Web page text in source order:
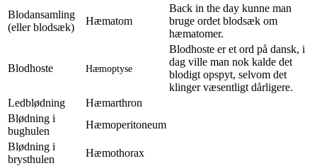
Blodansamling
(eller blodsæk)
Hæmatom
Back in the day kunne man
bruge ordet blodsæk om
hæmatomer.
Blodhoste Hæmoptyse
Blodhoste er et ord på dansk, i
dag ville man nok kalde det
blodigt opspyt, selvom det
klinger væsentligt dårligere.
Ledblødning
Hæmarthron
Blødning i
bughulen
Hæmoperitoneum
Blødning i
brysthulen
Hæmothorax